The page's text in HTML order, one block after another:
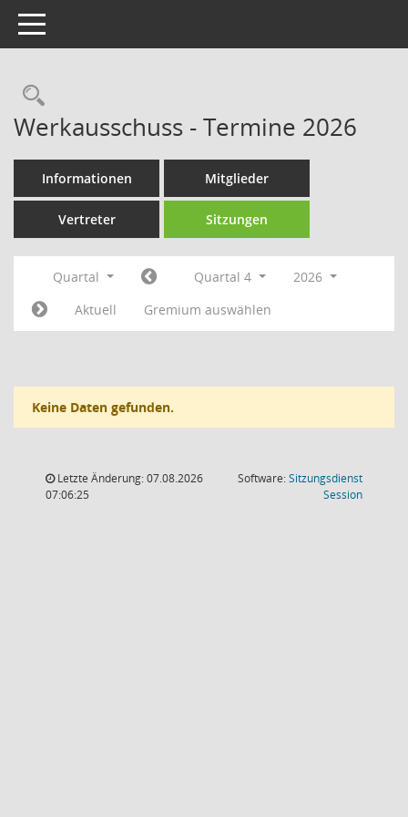
Toggle navigation
Rechercheauswahl
Werkausschuss - Termine 2026
Informationen Mitglieder
Vertreter Sitzungen
Quartal Quartal 4
2026
Aktuell
Gremium auswählen
Keine Daten gefunden.
Letzte Änderung: 07.08.2026
07:06:25
Software:Sitzungsdienst
Session(Wird in